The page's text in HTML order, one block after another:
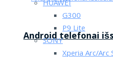
Android telefonai
HUAWEI
G300
P9 Lite
SONY
Xperia Arc/Arc